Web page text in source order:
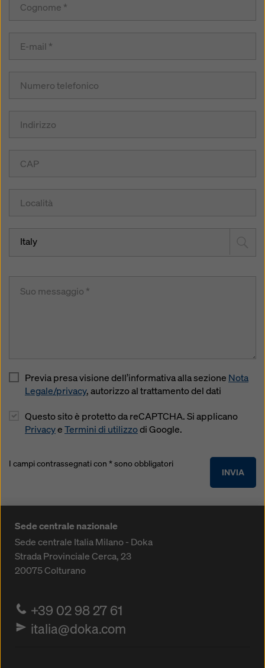
Italy
Previa presa visione dell’informativa alla sezione Nota
Legale/privacy, autorizzo al trattamento del dati
Questo sito è protetto da reCAPTCHA. Si applicano
PrivacyeTermini di utilizzodi Google.
INVIA
I campi contrassegnati con * sono obbligatori
Sede centrale nazionale
Sede centrale Italia Milano - Doka
Strada Provinciale Cerca, 23
20075Colturano
+39 02 98 27 61
italia@doka.com